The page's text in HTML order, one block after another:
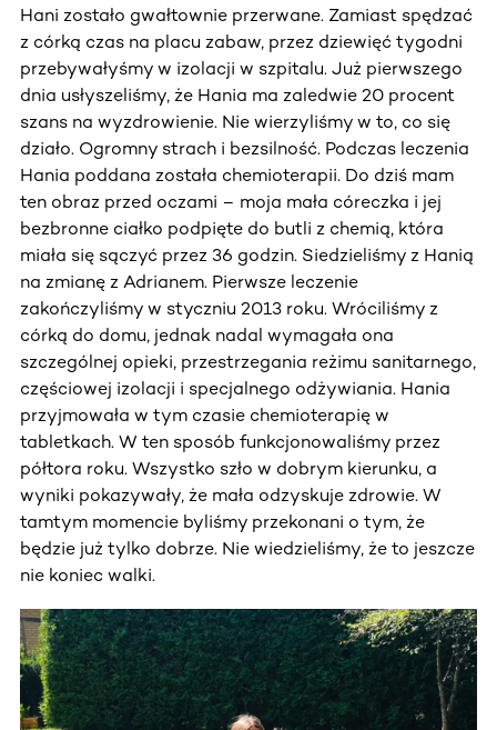
Hani zostało gwałtownie przerwane. Zamiast spędzać
z córką czas na placu zabaw, przez dziewięć tygodni
przebywałyśmy w izolacji w szpitalu. Już pierwszego
dnia usłyszeliśmy, że Hania ma zaledwie 20 procent
szans na wyzdrowienie. Nie wierzyliśmy w to, co się
działo. Ogromny strach i bezsilność. Podczas leczenia
Hania poddana została chemioterapii. Do dziś mam
ten obraz przed oczami – moja mała córeczka i jej
bezbronne ciałko podpięte do butli z chemią, która
miała się sączyć przez 36 godzin. Siedzieliśmy z Hanią
na zmianę z Adrianem. Pierwsze leczenie
zakończyliśmy w styczniu 2013 roku. Wróciliśmy z
córką do domu, jednak nadal wymagała ona
szczególnej opieki, przestrzegania reżimu sanitarnego,
częściowej izolacji i specjalnego odżywiania. Hania
przyjmowała w tym czasie chemioterapię w
tabletkach. W ten sposób funkcjonowaliśmy przez
półtora roku. Wszystko szło w dobrym kierunku, a
wyniki pokazywały, że mała odzyskuje zdrowie. W
tamtym momencie byliśmy przekonani o tym, że
będzie już tylko dobrze. Nie wiedzieliśmy, że to jeszcze
nie koniec walki.